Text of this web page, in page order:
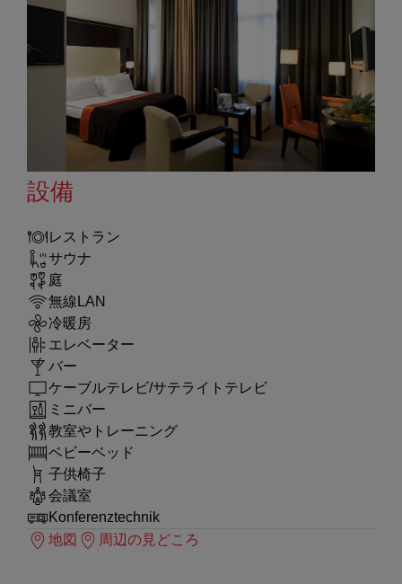
設備
レストラン
サウナ
庭
無線LAN
冷暖房
エレベーター
バー
ケーブルテレビ/サテライトテレビ
ミニバー
教室やトレーニング
ベビーベッド
子供椅子
会議室
Konferenztechnik
地図
周辺の見どころ